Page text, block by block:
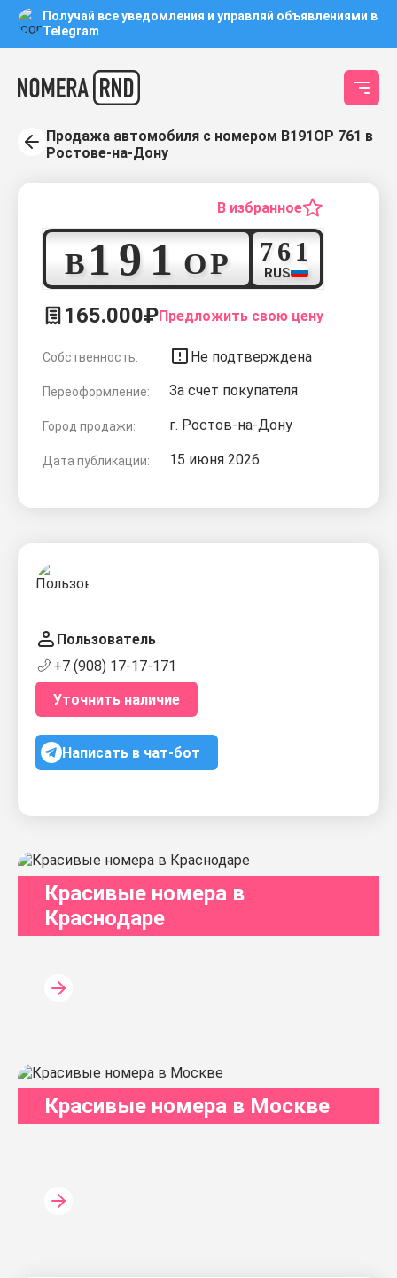
Получай все уведомления и управляй объявлениями в
Telegram
Продажа автомобиля с номером В191ОР 761 в
Ростове-на-Дону
В избранное
В1
9
1
О
Р 7
61
RUS
165.000₽Предложить свою цену
Собственность: Не подтверждена
Переоформление: За счет покупателя
Город продажи: г. Ростов-на-Дону
Дата публикации: 15 июня 2026
Пользователь
+7 (908) 17-17-171
Уточнить наличие
Написать в чат-бот
Красивые номера в
Краснодаре
Красивые номера в Москве